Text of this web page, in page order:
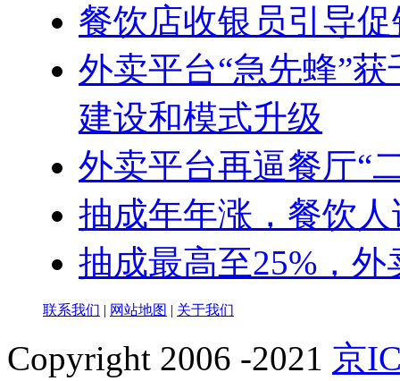
餐饮店收银员​引导
外卖平台“急先蜂”
建设和模式升级
外卖平台再逼餐厅“
抽成年年涨，餐饮
抽成最高至25%，
联系我们 | 网站地图 | 关于我们
Copyright 2006 -2021 京